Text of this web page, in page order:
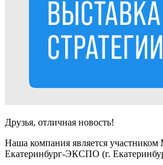
Друзья, отличная новость!
Наша компания является участником
Екатеринбург-ЭКСПО (г.